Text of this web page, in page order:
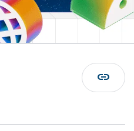
link